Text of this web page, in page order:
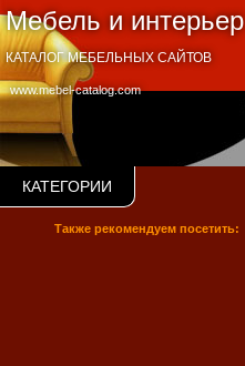
Мебель и интерьер
www.mebel-catalog.com
КАТАЛОГ МЕБЕЛЬНЫХ САЙТОВ
КАТЕГОРИИ
Также рекомендуем посетить: